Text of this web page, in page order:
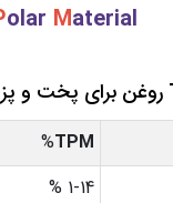
olar Material
روغن برای پخت و
TPM
%
1-14 %